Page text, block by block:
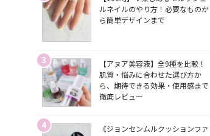
ルネイルのやり方！必要なものか
ら簡単デザインまで
3
【アヌア美容液】全9種を比較！
肌質・悩みに合わせた選び方か
ら、期待できる効果・使用感まで
徹底レビュー
4
《ジョンセンムルクッションファ